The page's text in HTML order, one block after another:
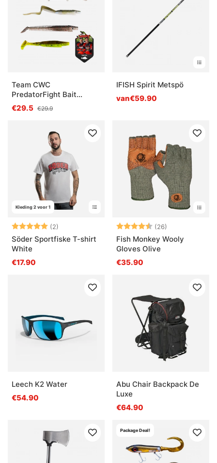
Team CWC
PredatorFight Bait
Combo Perch
€29.5 €29.9
IFISH Spirit Metspö
van€59.90
Kleding 2 voor 1
Beoordeling:
(2)
Söder Sportfiske T-shirt
White
€17.90
Beoordeling:
(26)
Fish Monkey Wooly
Gloves Olive
€35.90
Leech K2 Water
€54.90
Abu Chair Backpack De
Luxe
€64.90
Package Deal!